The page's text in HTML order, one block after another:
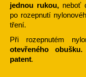
jednou rukou,neboť
po rozepnutí
tření.
Při rozepnutém
otevřeného obušku.
patent.